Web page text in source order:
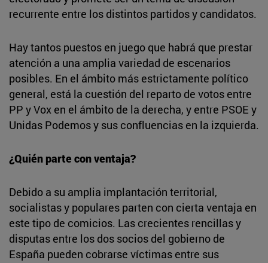
recurrente entre los distintos partidos y candidatos.
Hay tantos puestos en juego que habrá que prestar
atención a una amplia variedad de escenarios
posibles. En el ámbito más estrictamente político
general, está la cuestión del reparto de votos entre
PP y Vox en el ámbito de la derecha, y entre PSOE y
Unidas Podemos y sus confluencias en la izquierda.
¿Quién parte con ventaja?
Debido a su amplia implantación territorial,
socialistas y populares parten con cierta ventaja en
este tipo de comicios. Las crecientes rencillas y
disputas entre los dos socios del gobierno de
España pueden cobrarse víctimas entre sus